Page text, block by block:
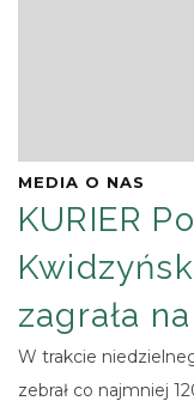
MEDIA O NAS
KURIER
zagrała
W trakcie
zebrał co najmniej